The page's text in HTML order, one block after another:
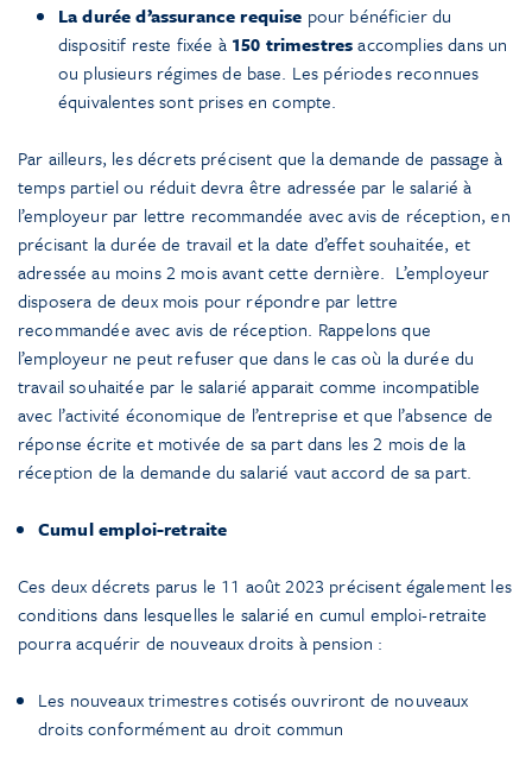
La durée d’assurance requise pour bénéficier du
dispositif reste fixée à 150 trimestresaccomplies dans un
ou plusieurs régimes de base. Les périodes reconnues
équivalentes sont prises en compte.
Par ailleurs, les décrets précisent que la demande de passage à
temps partiel ou réduit devra être adressée par le salarié à
l’employeur par lettre recommandée avec avis de réception, en
précisant la durée de travail et la date d’effet souhaitée, et
adressée au moins 2 mois avant cette dernière. L’employeur
disposera de deux mois pour répondre par lettre
recommandée avec avis de réception. Rappelons que
l’employeur ne peut refuser que dans le cas où la durée du
travail souhaitée par le salarié apparait comme incompatible
avec l’activité économique de l’entreprise et que l’absence de
réponse écrite et motivée de sa part dans les 2 mois de la
réception de la demande du salarié vaut accord de sa part.
Cumul emploi-retraite
Ces deux décrets parus le 11 août 2023 précisent également les
conditions dans lesquelles le salarié en cumul emploi-retraite
pourra acquérir de nouveaux droits à pension :
Les nouveaux trimestres cotisés ouvriront de nouveaux
droits conformément au droit commun